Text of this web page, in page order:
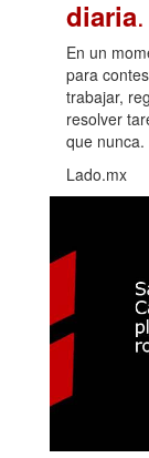
diaria.
En un
para
trabajar,
resolver
que nunca.
Lado.mx